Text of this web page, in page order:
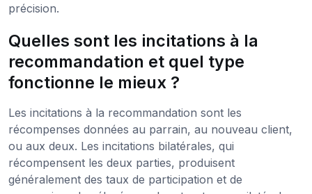
précision.
Quelles sont les incitations à la
recommandation et quel type
fonctionne le mieux ?
Les incitations à la recommandation sont les
récompenses données au parrain, au nouveau client,
ou aux deux. Les incitations bilatérales, qui
récompensent les deux parties, produisent
généralement des taux de participation et de